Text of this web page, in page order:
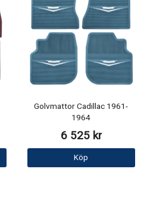
Golvmattor Cadillac 1961-
1964
6 525 kr
Köp